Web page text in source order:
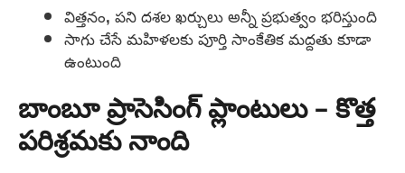
విత్తనం, పని దశల ఖర్చులు అన్నీ ప్రభుత్వం భరిస్తుంది
సాగు చేసే మహిళలకు పూర్తి సాంకేతిక మద్దతు కూడా
ఉంటుంది
బాంబూ ప్రాసెసింగ్ ప్లాంటులు – కొత్త
పరిశ్రమకు నాంది